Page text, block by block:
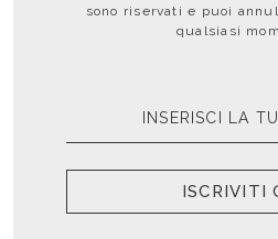
sono riservati e puoi
qualsiasi
ISCRIVITI